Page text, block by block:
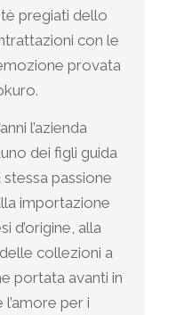
pregiati dello
con le
provata
l’azienda
dei figli guida
passione
importazione
d’origine, alla
collezioni a
portata avanti in
per i